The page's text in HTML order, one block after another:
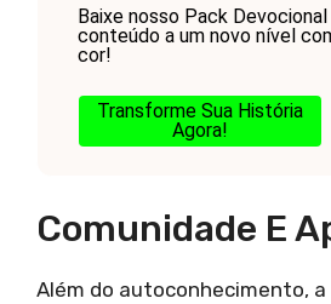
Baixe nosso Pack
conteúdo a um novo nível
cor!
Transforme Sua História
Agora!
Comunidade E
Além do autoconhecimento,